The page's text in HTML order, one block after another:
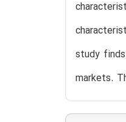
study
markets.